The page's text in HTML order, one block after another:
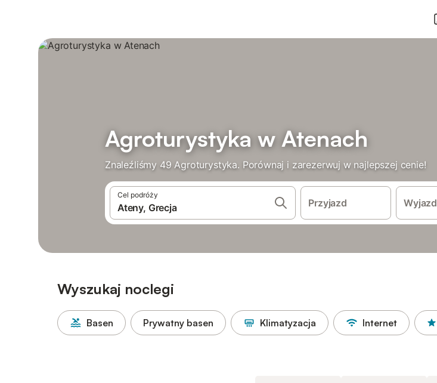
Agroturystyka w Atenach
Znaleźliśmy 49 Agroturystyka. Porównaj i zarezerwuj w najlepszej cenie!
Cel podróży
Przyjazd Wyjazd
Wyszukaj noclegi
Basen Prywatny basen Klimatyzacja Internet